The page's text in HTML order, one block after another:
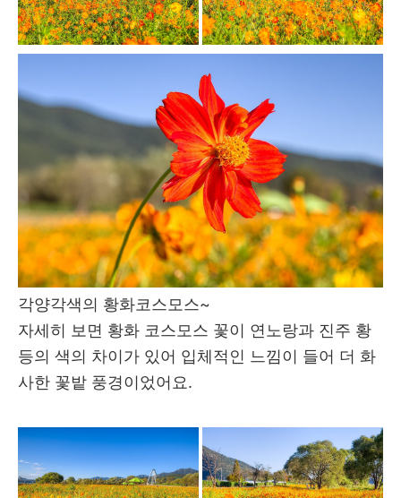
각양각색의 황화코스모스~
자세히 보면 황화 코스모스 꽃이 연노랑과 진주 황
등의 색의 차이가 있어 입체적인 느낌이 들어 더 화
사한 꽃밭 풍경이었어요.